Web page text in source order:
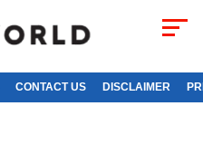
CONTACT US DISCLAIMER